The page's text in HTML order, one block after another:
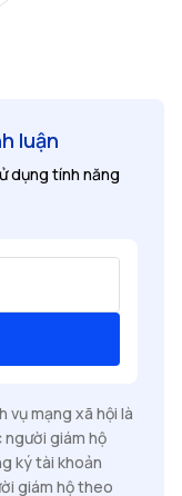
luận
dụng tính năng
vụ mạng xã hội là
giám hộ
ký tài khoản
giám hộ theo